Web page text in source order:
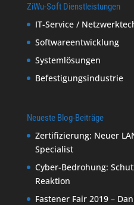
ZiWu-Soft Dienstleistungen
IT-Service /
Softwareentwicklung
Systemlösungen
Befestigungsindustrie
Neueste Blog-Beiträge
Zertifizierung: Neuer
Specialist
Cyber-Bedrohung:
Reaktion
Fastener Fair 2019 –